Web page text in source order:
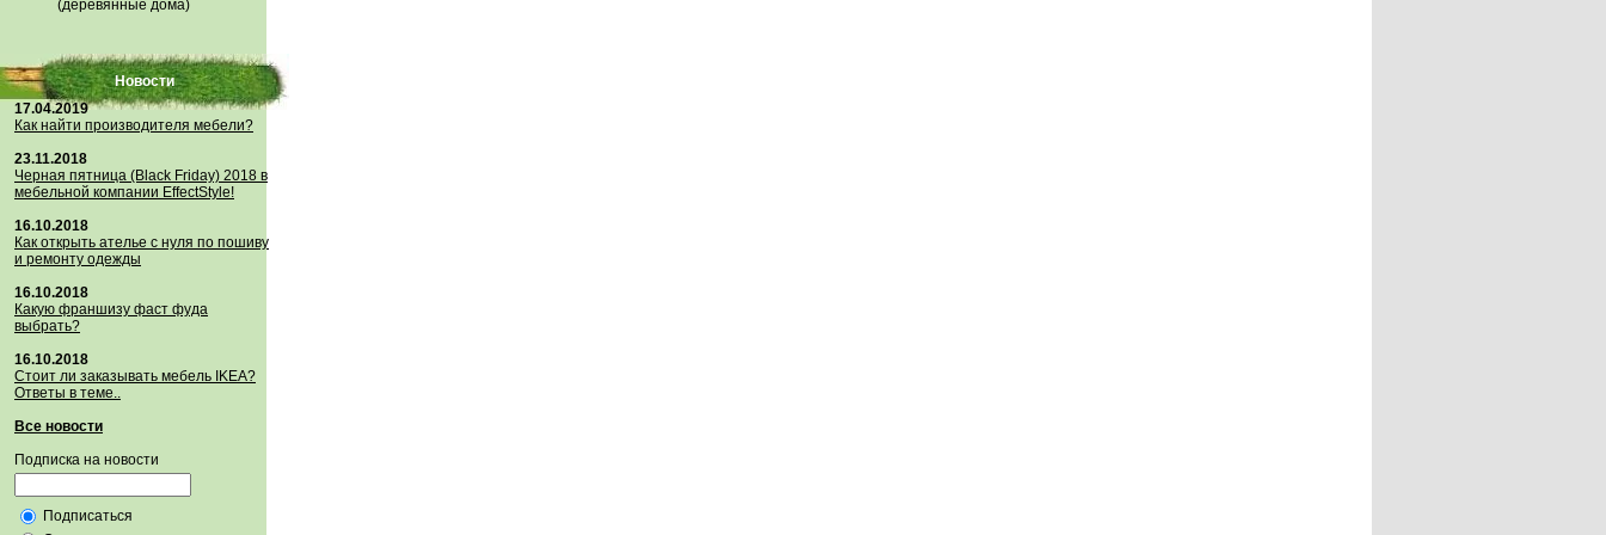
(деревянные дома)
Новости
17.04.2019
Как найти производителя мебели?
23.11.2018
Черная пятница (Black Friday) 2018 в
мебельной компании EffectStyle!
16.10.2018
Как открыть ателье с нуля по пошиву
и ремонту одежды
16.10.2018
Какую франшизу фаст фуда
выбрать?
16.10.2018
Стoит ли заказывать мебель IKEA?
Ответы в теме..
Все новости
Подписка на новости
Подписаться